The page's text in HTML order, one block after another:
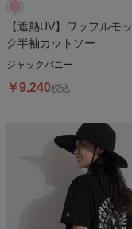
【遮熱UV】ワッフルモ
ク半袖カットソー
ジャックバニー
￥9,240税込